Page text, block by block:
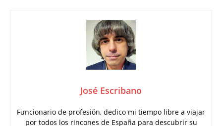
José Escribano
Funcionario de profesión, dedico mi tiempo libre a viajar
por todos los rincones de España para descubrir su